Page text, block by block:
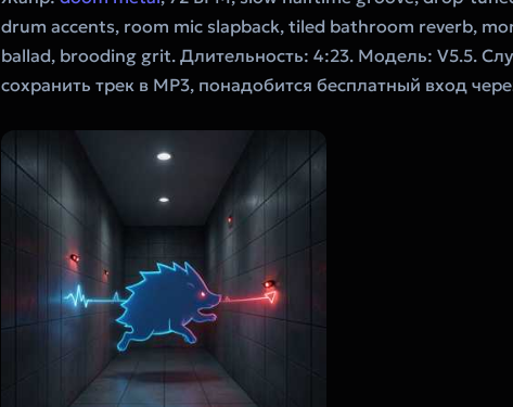
drum accents, room mic slapback, tiled bathroom reverb,
ballad, brooding grit. Длительность: 4:23. Модель: V5.5.
сохранить трек в MP3, понадобится бесплатный вход